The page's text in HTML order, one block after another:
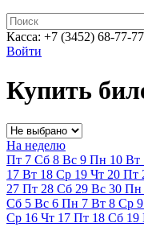
Касса: +7 (3452) 68-77-77
Войти
Купить
На неделю
Пт 7 Сб 8 Вс 9 Пн 10 Вт
17 Вт 18 Ср 19 Чт 20 Пт
27 Пт 28 Сб 29 Вс 30 Пн
Сб 5 Вс 6 Пн 7 Вт 8 Ср 9
Ср 16 Чт 17 Пт 18 Сб 19